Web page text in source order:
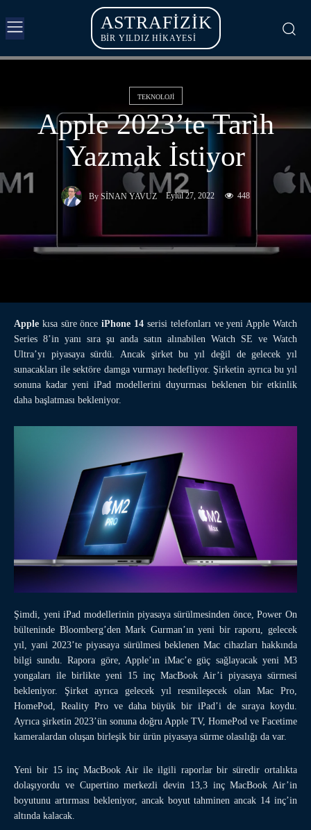
ASTRAFIZIK
BİR YILDIZ HİKAYESİ
TEKNOLOJI
Apple 2023’te Tarih
Yazmak İstiyor
By SINAN YAVUZ Eylül 27, 2022 448
Apple kısa süre önce iPhone 14 serisi telefonları ve yeni Apple Watch
Series 8’in yanı sıra şu anda satın alınabilen Watch SE ve Watch
Ultra’yı piyasaya sürdü. Ancak şirket bu yıl değil de gelecek yıl
sunacakları ile sektöre damga vurmayı hedefliyor. Şirketin ayrıca bu yıl
sonuna kadar yeni iPad modellerini duyurması beklenen bir etkinlik
daha başlatması bekleniyor.
Şimdi, yeni iPad modellerinin piyasaya sürülmesinden önce, Power On
bülteninde Bloomberg’den Mark Gurman’ın yeni bir raporu, gelecek
yıl, yani 2023’te piyasaya sürülmesi beklenen Mac cihazları hakkında
bilgi sundu. Rapora göre, Apple’ın iMac’e güç sağlayacak yeni M3
yongaları ile birlikte yeni 15 inç MacBook Air’i piyasaya sürmesi
bekleniyor. Şirket ayrıca gelecek yıl resmileşecek olan Mac Pro,
HomePod, Reality Pro ve daha büyük bir iPad’i de sıraya koydu.
Ayrıca şirketin 2023’ün sonuna doğru Apple TV, HomePod ve Facetime
kameralardan oluşan birleşik bir ürün piyasaya sürme olasılığı da var.
Yeni bir 15 inç MacBook Air ile ilgili raporlar bir süredir ortalıkta
dolaşıyordu ve Cupertino merkezli devin 13,3 inç MacBook Air’in
boyutunu artırması bekleniyor, ancak boyut tahminen ancak 14 inç’in
altında kalacak.